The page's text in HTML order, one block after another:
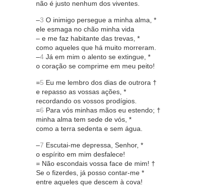
não é justo nenhum dos viventes.
–3 O inimigo persegue a minha alma, *
ele esmaga no chão minha vida
– e me faz habitante das trevas, *
como aqueles que há muito morreram.
–4 Já em mim o alento se extingue, *
o coração se comprime em meu peito!
=5 Eu me lembro dos dias de outrora †
e repasso as vossas ações, *
recordando os vossos prodígios.
=6 Para vós minhas mãos eu estendo; †
minha alma tem sede de vós, *
como a terra sedenta e sem água.
–7 Escutai-me depressa, Senhor, *
o espírito em mim desfalece!
= Não escondais vossa face de mim! †
Se o fizerdes, já posso contar-me *
entre aqueles que descem à cova!